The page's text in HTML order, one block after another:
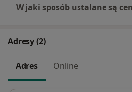
W jaki sposób ustalane są
Adresy (2)
Adres Online